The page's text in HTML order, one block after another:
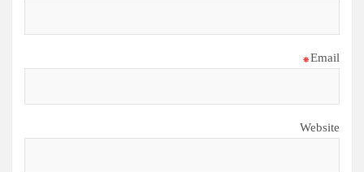
Email
*
Website